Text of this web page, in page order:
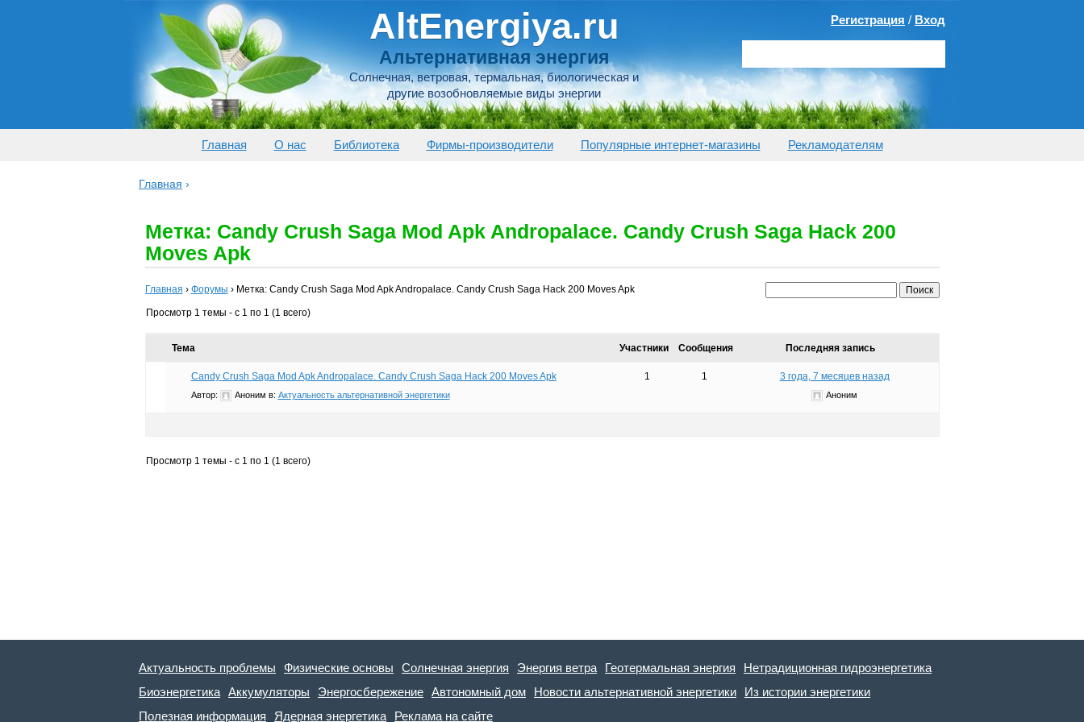
AltEnergiya.ru
Альтернативная энергия
Солнечная, ветровая, термальная, биологическая и
другие возобновляемые виды энергии
Регистрация / Вход
Главная О нас Библиотека Фирмы-производители Популярные интернет-магазины Рекламодателям
Главная ›
Метка: Candy Crush Saga Mod Apk Andropalace. Candy Crush Saga Hack 200
Moves Apk
Главная › Форумы › Метка: Candy Crush Saga Mod Apk Andropalace. Candy Crush Saga Hack 200 Moves Apk
Просмотр 1 темы - с 1 по 1 (1 всего)
Тема Участники Сообщения Последняя запись
Candy Crush Saga Mod Apk Andropalace. Candy Crush Saga Hack 200 Moves Apk
Автор: Аноним в: Актуальность альтернативной энергетики
1 1 3 года, 7 месяцев назад
Аноним
Просмотр 1 темы - с 1 по 1 (1 всего)
Актуальность проблемы Физические основы Солнечная энергия Энергия ветра Геотермальная энергия
Нетрадиционная гидроэнергетика
Биоэнергетика Аккумуляторы Энергосбережение Автономный дом Новости альтернативной энергетики
Из истории энергетики
Полезная информация
Ядерная энергетика Реклама на сайте